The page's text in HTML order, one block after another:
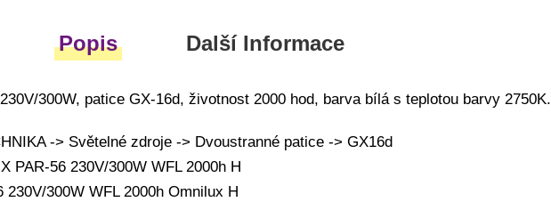
Popis Další Informace
300W, patice GX-16d, životnost 2000 hod, barva bílá s teplotou barvy 2750K.
-> Světelné zdroje -> Dvoustranné patice -> GX16d
PAR-56 230V/300W WFL 2000h H
230V/300W WFL 2000h Omnilux H